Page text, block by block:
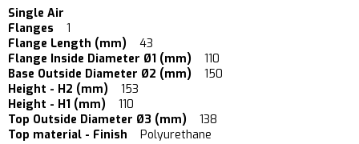
Single Air
Flanges
1
Flange Length (mm)
43
Flange Inside Diameter Ø1 (mm) 110
Base Outside Diameter Ø2 (mm) 150
Height - H2 (mm)
153
Height - H1 (mm) 110
Top Outside Diameter Ø3 (mm) 138
Top material - Finish
Polyurethane